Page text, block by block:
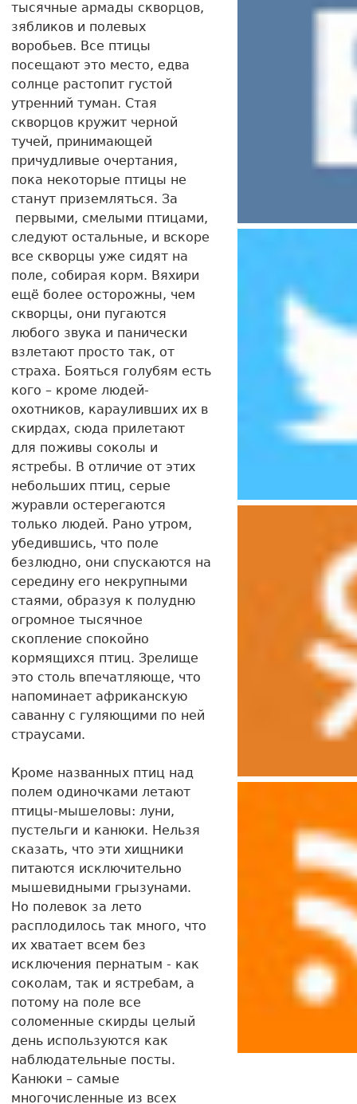
тысячные армады скворцов,
зябликов и полевых
воробьев. Все птицы
посещают это место, едва
солнце растопит густой
утренний туман. Стая
скворцов кружит черной
тучей, принимающей
причудливые очертания,
пока некоторые птицы не
станут приземляться. За
первыми, смелыми птицами,
следуют остальные, и вскоре
все скворцы уже сидят на
поле, собирая корм. Вяхири
ещё более осторожны, чем
скворцы, они пугаются
любого звука и панически
взлетают просто так, от
страха. Бояться голубям есть
кого – кроме людей-
охотников, карауливших их в
скирдах, сюда прилетают
для поживы соколы и
ястребы. В отличие от этих
небольших птиц, серые
журавли остерегаются
только людей. Рано утром,
убедившись, что поле
безлюдно, они спускаются на
середину его некрупными
стаями, образуя к полудню
огромное тысячное
скопление спокойно
кормящихся птиц. Зрелище
это столь впечатляюще, что
напоминает африканскую
саванну с гуляющими по ней
страусами.
Кроме названных птиц над
полем одиночками летают
птицы-мышеловы: луни,
пустельги и канюки. Нельзя
сказать, что эти хищники
питаются исключительно
мышевидными грызунами.
Но полевок за лето
расплодилось так много, что
их хватает всем без
исключения пернатым - как
соколам, так и ястребам, а
потому на поле все
соломенные скирды целый
день используются как
наблюдательные посты.
Канюки – самые
многочисленные из всех